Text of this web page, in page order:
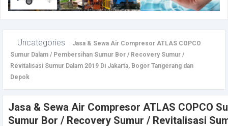
Uncategories
Jasa & Sewa Air Compresor ATLAS COPCO
Sumur Dalam / Pembersihan Sumur Bor / Recovery Sumur /
Revitalisasi Sumur Dalam 2019 Di Jakarta, Bogor Tangerang dan
Depok
Jasa & Sewa Air Compresor ATLAS COPCO
Sumur Bor / Recovery Sumur / Revitalisasi